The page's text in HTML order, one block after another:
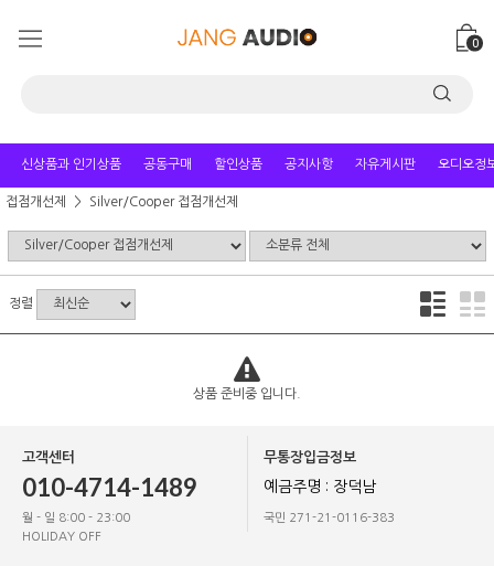
0
신상품과 인기상품 공동구매 할인상품 공지사항 자유게시판 오디오정
접점개선제 Silver/Cooper 접점개선제
정렬
상품 준비중 입니다.
고객센터
010-4714-1489
월 - 일 8:00 - 23:00
HOLIDAY OFF
무통장입금정보
예금주명 : 장덕남
국민 271-21-0116-383